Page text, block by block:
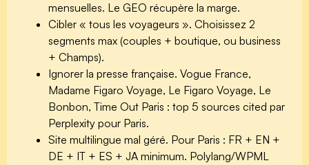
mensuelles. Le GEO récupère la marge.
Cibler « tous les voyageurs ». Choisissez 2
segments max (couples + boutique, ou business
+ Champs).
Ignorer la presse française. Vogue France,
Madame Figaro Voyage, Le Figaro Voyage, Le
Bonbon, Time Out Paris : top 5 sources cited par
Perplexity pour Paris.
Site multilingue mal géré. Pour Paris : FR + EN +
DE + IT + ES + JA minimum. Polylang/WPML